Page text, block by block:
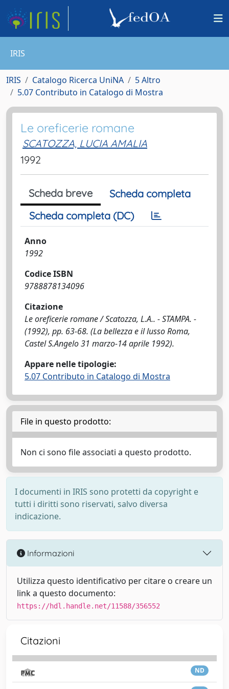
IRIS
IRIS Catalogo Ricerca UniNA
5 Altro
5.07 Contributo in Catalogo di Mostra
Le oreficerie romane
SCATOZZA, LUCIA AMALIA
1992
Scheda breve
Scheda completa
Scheda completa (DC)
Anno
1992
Codice ISBN
9788878134096
Citazione
Le oreficerie romane / Scatozza, L.A.. - STAMPA. -
(1992), pp. 63-68. (La bellezza e il lusso Roma,
Castel S.Angelo 31 marzo-14 aprile 1992).
Appare nelle tipologie:
5.07 Contributo in Catalogo di Mostra
File in questo prodotto:
Non ci sono file associati a questo prodotto.
I documenti in IRIS sono protetti da copyright e
tutti i diritti sono riservati, salvo diversa
indicazione.
Informazioni
Utilizza questo identificativo per citare o creare un
link a questo documento:
https://hdl.handle.net/11588/356552
Citazioni
ND